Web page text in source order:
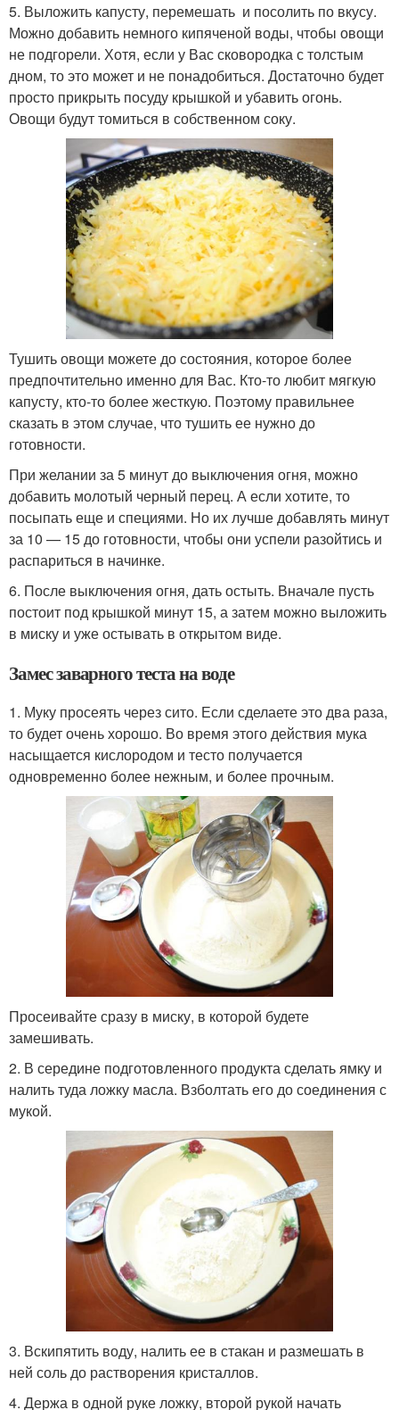
5. Выложить капусту, перемешать и посолить по вкусу.
Можно добавить немного кипяченой воды, чтобы овощи
не подгорели. Хотя, если у Вас сковородка с толстым
дном, то это может и не понадобиться. Достаточно будет
просто прикрыть посуду крышкой и убавить огонь.
Овощи будут томиться в собственном соку.
Тушить овощи можете до состояния, которое более
предпочтительно именно для Вас. Кто-то любит мягкую
капусту, кто-то более жесткую. Поэтому правильнее
сказать в этом случае, что тушить ее нужно до
готовности.
При желании за 5 минут до выключения огня, можно
добавить молотый черный перец. А если хотите, то
посыпать еще и специями. Но их лучше добавлять минут
за 10 — 15 до готовности, чтобы они успели разойтись и
распариться в начинке.
6. После выключения огня, дать остыть. Вначале пусть
постоит под крышкой минут 15, а затем можно выложить
в миску и уже остывать в открытом виде.
Замес заварного теста на воде
1. Муку просеять через сито. Если сделаете это два раза,
то будет очень хорошо. Во время этого действия мука
насыщается кислородом и тесто получается
одновременно более нежным, и более прочным.
Просеивайте сразу в миску, в которой будете
замешивать.
2. В середине подготовленного продукта сделать ямку и
налить туда ложку масла. Взболтать его до соединения с
мукой.
3. Вскипятить воду, налить ее в стакан и размешать в
ней соль до растворения кристаллов.
4. Держа в одной руке ложку, второй рукой начать